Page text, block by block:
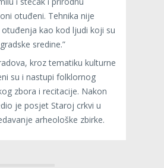
otuđeni. Tehnika nije
kao kod ljudi koji su
sredine.”
kroz tematiku kulturne
su i nastupi folklornog
zbora i recitacije. Nakon
je posjet Staroj crkvi u
arheološke zbirke.